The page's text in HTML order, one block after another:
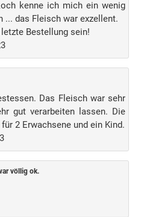
kenne ich mich ein wenig
... das Fleisch war exzellent.
Bestellung sein!
Das Fleisch war sehr
gut verarbeiten lassen. Die
2 Erwachsene und ein Kind.
völlig ok.